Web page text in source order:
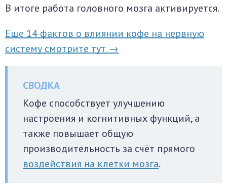
В итоге работа головного мозга активируется.
Еще 14 фактов о влиянии кофе на нервную
систему смотрите тут →
Кофе способствует улучшению
настроения и когнитивных функций, а
также повышает общую
производительность за счёт прямого
воздействия на клетки мозга.